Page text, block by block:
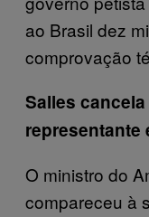
ao Brasil dez
comprovação
Salles
representante
O ministro do
compareceu à